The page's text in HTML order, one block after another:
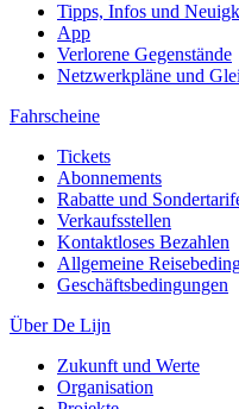
Tipps, Infos und
App
Verlorene Gegenstände
Netzwerkpläne und
Fahrscheine
Tickets
Abonnements
Rabatte und
Verkaufsstellen
Kontaktloses Bezahlen
Allgemeine
Geschäftsbedingungen
Über De Lijn
Zukunft und Werte
Organisation